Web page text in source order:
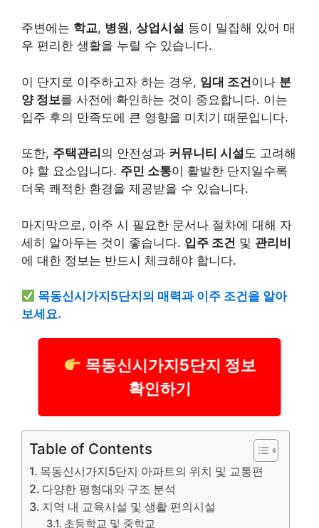
주변에는 학교, 병원, 상업시설 등이 밀집해 있어 매
우 편리한 생활을 누릴 수 있습니다.
이 단지로 이주하고자 하는 경우, 임대 조건이나 분
양 정보를 사전에 확인하는 것이 중요합니다. 이는
입주 후의 만족도에 큰 영향을 미치기 때문입니다.
또한, 주택관리 의 안전성과 커뮤니티 시설도 고려해
야 할 요소입니다. 주민 소통이 활발한 단지일수록
더욱 쾌적한 환경을 제공받을 수 있습니다.
마지막으로, 이주 시 필요한 문서나 절차에 대해 자
세히 알아두는 것이 좋습니다. 입주 조건 및 관리비
에 대한 정보는 반드시 체크해야 합니다.
목동신시가지5단지의 매력과 이주 조건을 알아
보세요.
목동신시가지5단지 정보
확인하기
Table of Contents
목동신시가지5단지 아파트의 위치 및 교통편
다양한 평형대와 구조 분석
지역 내 교육시설 및 생활 편의시설
초등학교 및 중학교